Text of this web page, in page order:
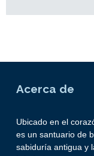
Acerca de
Ubicado en el
es un santuario de
sabiduría antigua y